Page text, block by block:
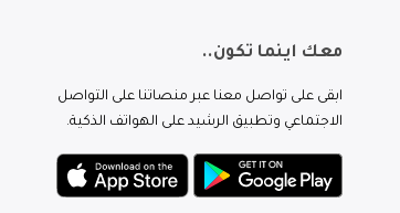
معك اينما تكون..
ابقى على تواصل معنا عبر منصاتنا على التواصل
الاجتماعي وتطبيق الرشيد على الهواتف الذكية.